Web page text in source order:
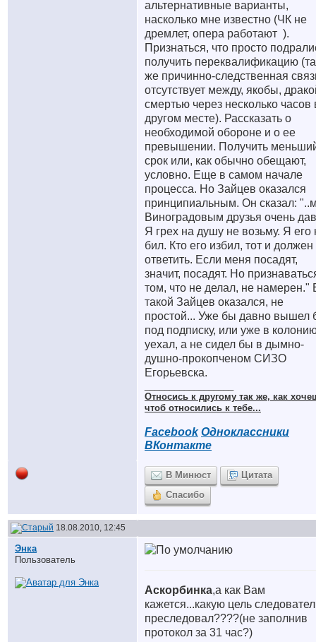
альтернативные варианты,
насколько мне известно (ЧК не
дремлет, опера работают ).
Признаться, что просто
получить переквалификацию
же причинно-следственная
отсутствует между, якобы,
смертью через несколько часов
другом месте). Рассказать о
необходимой обороне и о ее
превышении. Получить
срок или, как обычно обещают,
условно. Еще в самом начале
процесса. Но Зайцев оказался
принципиальным. Он сказал:
Виноградовым друзья очень
Я грех на душу не возьму. Я его
бил. Кто его избил, тот и должен
ответить. Если меня посадят,
значит, посадят. Но
том, что не делал, не намерен."
такой Зайцев оказался, не
простой... Уже бы давно вышел
под подписку, или уже в
уехал, а не сидел бы в дымно-
душно-прокопченом СИЗО
Егорьевска.
Относись к другому так же, как
чтоб относились к тебе...
Facebook Одноклассники
ВКонтакте
В Минюст
Цитата
Спасибо
18.08.2010, 12:45
Энка
Пользователь
Аскорбинка,а как Вам
кажется...какую цель
преследовал????(не заполнив
протокол за 31 час?)